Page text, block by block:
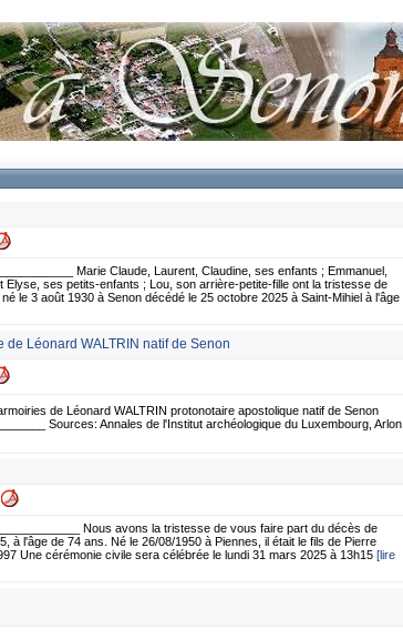
Marie Claude, Laurent, Claudine, ses enfants ; Emmanuel,
Elyse, ses petits-enfants ; Lou, son arrière-petite-fille ont la tristesse de
le 3 août 1930 à Senon décédé le 25 octobre 2025 à Saint-Mihiel à l'âge
Léonard WALTRIN natif de Senon
de Léonard WALTRIN protonotaire apostolique natif de Senon
Sources: Annales de l'Institut archéologique du Luxembourg, Arlon,
Nous avons la tristesse de vous faire part du décès de
à l'âge de 74 ans. Né le 26/08/1950 à Piennes, il était le fils de Pierre
Une cérémonie civile sera célébrée le lundi 31 mars 2025 à 13h15 [lire